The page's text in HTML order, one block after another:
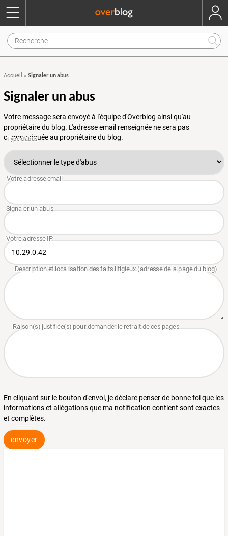
Accueil » Signaler un abus
Signaler un abus
Votre message sera envoyé à l'équipe d'Overblog ainsi qu'au
propriétaire du blog. L'adresse email renseignée ne sera pas
communiquée au propriétaire du blog.
En cliquant sur le bouton d'envoi, je déclare penser de bonne foi que les
informations et allégations que ma notification contient sont exactes
et complètes.
envoyer